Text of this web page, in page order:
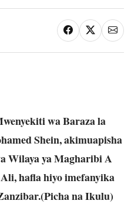
wa Baraza la
Shein, akimuapisha
Wilaya ya Magharibi A
hafla hiyo imefanyika
na Ikulu)